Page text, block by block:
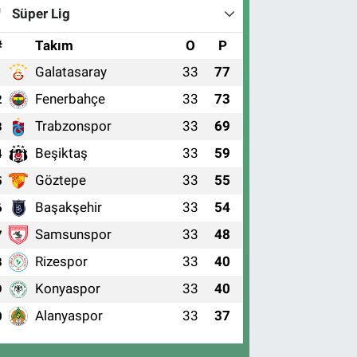
Süper Lig
Takım O P
Galatasaray 33 77
Fenerbahçe 33 73
Trabzonspor 33 69
Beşiktaş 33 59
Göztepe 33 55
Başakşehir 33 54
Samsunspor 33 48
Rizespor 33 40
Konyaspor 33 40
Alanyaspor 33 37